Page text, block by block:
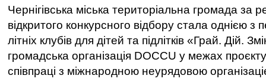
Чернігівська міська територіальна громада за
відкритого конкурсного відбору стала однією
літніх клубів для дітей та підлітків «Грай. Дій.
громадська організація DOCCU у межах
співпраці з міжнародною неурядовою